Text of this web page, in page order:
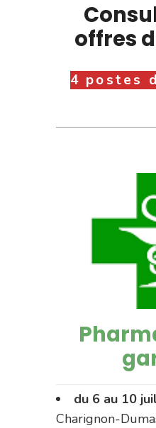
offres
4 postes
du 6 au 10
Charignon-